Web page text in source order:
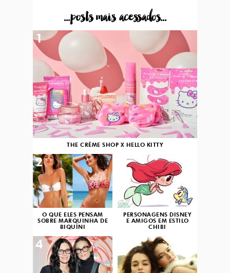
...posts mais acessados...
THE CRÈME SHOP X HELLO KITTY
1
O QUE ELES PENSAM
SOBRE MARQUINHA DE
BIQUÍNI
2
PERSONAGENS DISNEY
E AMIGOS EM ESTILO
CHIBI
3
4